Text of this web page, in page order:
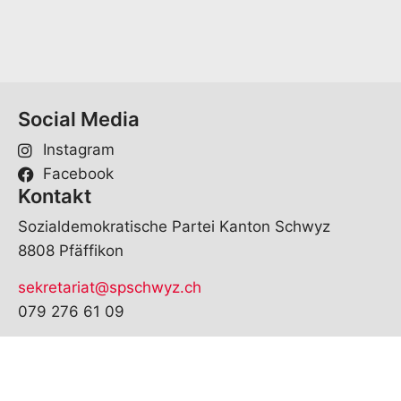
Social Media
Instagram
Facebook
Kontakt
Sozialdemokratische Partei Kanton Schwyz
8808 Pfäffikon
sekretariat@spschwyz.ch
079 276 61 09